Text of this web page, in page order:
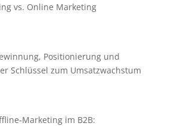
vs. Online Marketing
Positionierung und
Schlüssel zum Umsatzwachstum
Marketing im B2B: